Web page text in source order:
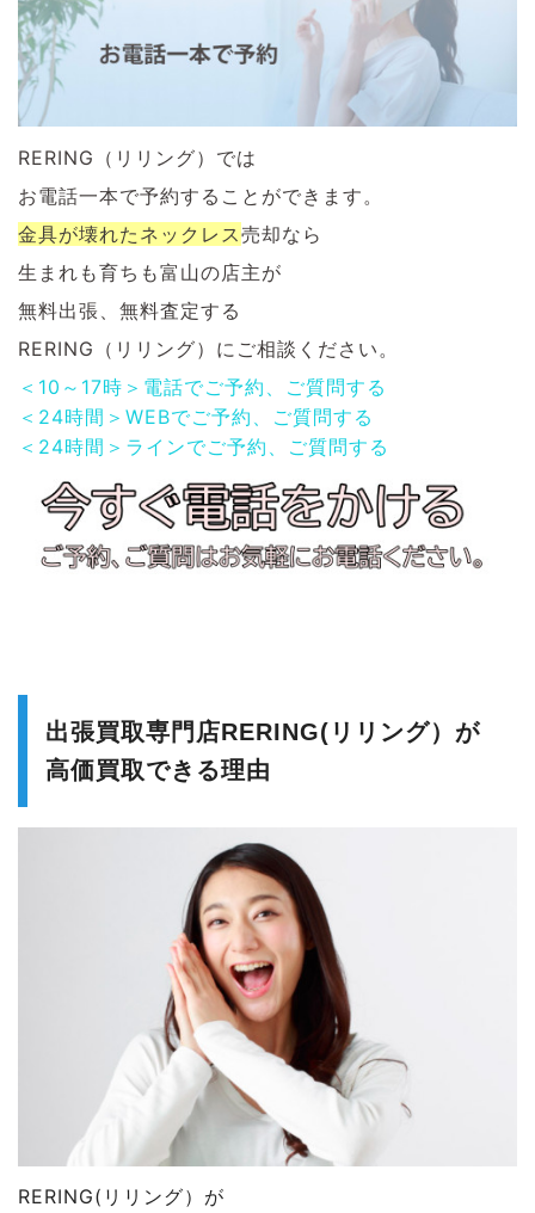
RERING（リリング）では
お電話一本で予約することができます。
金具が壊れたネックレス 売却なら
生まれも育ちも富山の店主が
無料出張、無料査定する
RERING（リリング）にご相談ください。
＜10～17時＞電話でご予約、ご質問する
＜24時間＞WEBでご予約、ご質問する
＜24時間＞ラインでご予約、ご質問する
出張買取専門店RERING(リリング）が
高価買取できる理由
RERING(リリング）が